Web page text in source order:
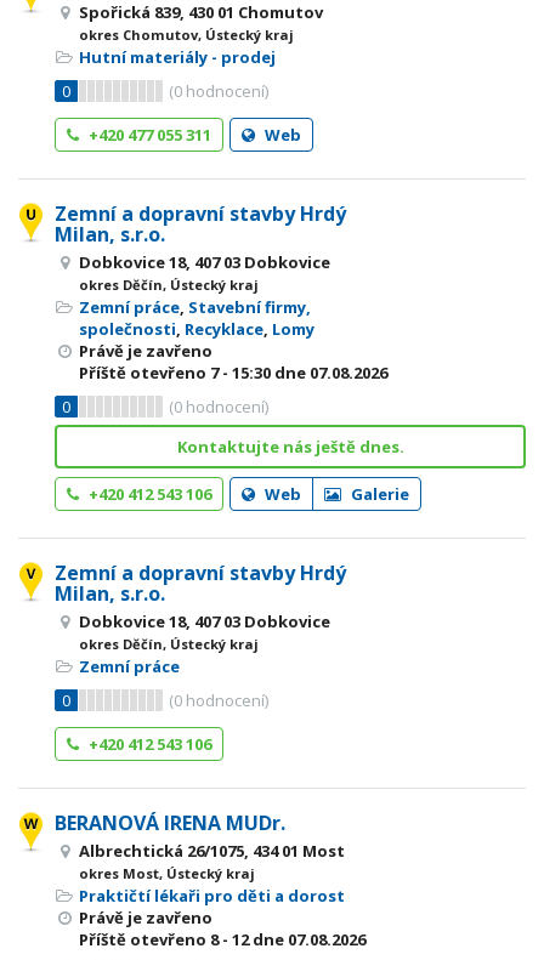
Spořická 839, 430 01 Chomutov
okres Chomutov, Ústecký kraj
Hutní materiály - prodej
0
(0 hodnocení)
+420 477 055 311
Web
Zemní a dopravní stavby Hrdý
Milan, s.r.o.
Dobkovice 18, 407 03 Dobkovice
okres Děčín, Ústecký kraj
Zemní práce, Stavební firmy,
společnosti, Recyklace, Lomy
Právě je zavřeno
Příště otevřeno 7 - 15:30 dne 07.08.2026
0
(0 hodnocení)
Kontaktujte nás ještě dnes.
+420 412 543 106 Web Galerie
Zemní a dopravní stavby Hrdý
Milan, s.r.o.
Dobkovice 18, 407 03 Dobkovice
okres Děčín, Ústecký kraj
Zemní práce
0
(0 hodnocení)
+420 412 543 106
BERANOVÁ IRENA MUDr.
Albrechtická 26/1075, 434 01 Most
okres Most, Ústecký kraj
Praktičtí lékaři pro děti a dorost
Právě je zavřeno
Příště otevřeno 8 - 12dne 07.08.2026